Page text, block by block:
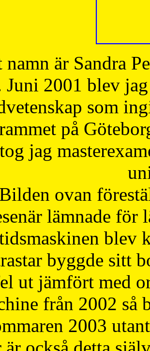
är Sandra
Juni 2001 blev
som
på
tog jag
Bilden ovan
lämnade för
blev
byggde sitt
ut jämfört med
från 2002 så
2003